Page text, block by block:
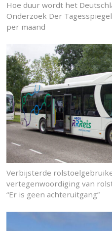
Hoe duur wordt het
Onderzoek Der
per maand
Verbijsterde
vertegenwoordiging van
“Er is geen achteruitgang”